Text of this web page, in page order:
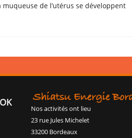
de l’utérus se développent
Nos activités ont lieu
23 rue Jules Michelet
33200 Bordeaux